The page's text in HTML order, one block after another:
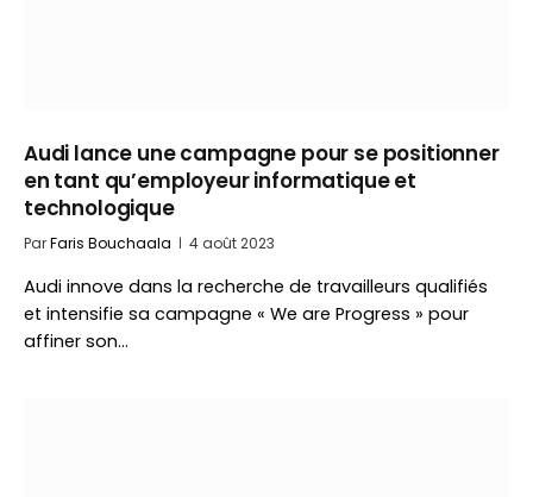
Audi lance une campagne pour se positionner
en tant qu’employeur informatique et
technologique
ParFaris Bouchaala 4 août 2023
Audi innove dans la recherche de travailleurs qualifiés
et intensifie sa campagne « We are Progress » pour
affiner son…